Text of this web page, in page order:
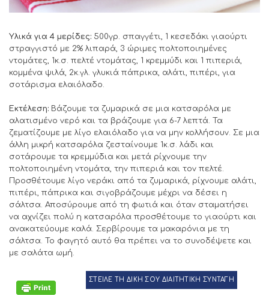
Υλικά για 4 μερίδες: 500γρ. σπαγγέτι, 1 κεσεδάκι γιαούρτι
στραγγιστό με 2% λιπαρά, 3 ώριμες πολτοποιημένες
ντομάτες, 1κ.σ. πελτέ ντομάτας, 1 κρεμμύδι και 1 πιπεριά,
κομμένα ψιλά, 2κ.γλ. γλυκιά πάπρικα, αλάτι, πιπέρι, για
σοτάρισμα ελαιόλαδο.
Εκτέλεση: Βάζουμε τα ζυμαρικά σε μια κατσαρόλα με
αλατισμένο νερό και τα βράζουμε για 6-7 λεπτά. Τα
ζεματίζουμε με λίγο ελαιόλαδο για να μην κολλήσουν. Σε μια
άλλη μικρή κατσαρόλα ζεσταίνουμε 1κ.σ. λάδι και
σοτάρουμε τα κρεμμύδια και μετά ρίχνουμε την
πολτοποιημένη ντομάτα, την πιπεριά και τον πελτέ.
Προσθέτουμε λίγο νεράκι από τα ζυμαρικά, ρίχνουμε αλάτι,
πιπέρι, πάπρικα και σιγοβράζουμε μέχρι να δέσει η
σάλτσα. Αποσύρουμε από τη φωτιά και όταν σταματήσει
να αχνίζει πολύ η κατσαρόλα προσθέτουμε το γιαούρτι και
ανακατεύουμε καλά. Σερβίρουμε τα μακαρόνια με τη
σάλτσα. Το φαγητό αυτό θα πρέπει να το συνοδέψετε και
με σαλάτα ωμή.
ΣΤΕΙΛΕ ΤΗ ΔΙΚΗ ΣΟΥ ΔΙΑΙΤΗΤΙΚΗ ΣΥΝΤΑΓΗ